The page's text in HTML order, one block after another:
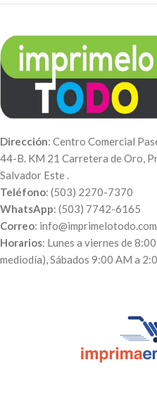
Dirección: Centro Comercial
44-B. KM 21 Carretera de Oro,
Salvador Este .
Teléfono: (503) 2270-7370
WhatsApp: (503) 7742-6165
Correo:
Horarios: Lunes a viernes de
mediodía), Sábados 9:00 AM a